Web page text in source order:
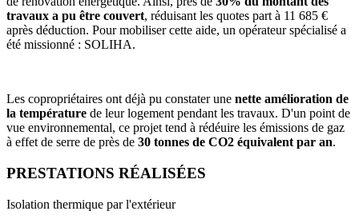
travaux a pu être couvert, réduisant les quotes part à 11 685 €
après déduction. Pour mobiliser cette aide, un opérateur spécialisé a
été missionné : SOLIHA.
Les copropriétaires ont déjà pu constater une nette amélioration de
la température de leur logement pendant les travaux. D'un point de
vue environnemental, ce projet tend à rédéuire les émissions de gaz
à effet de serre de près de 30 tonnes de CO2 équivalent par an.
PRESTATIONS RÉALISÉES
Isolation thermique par l'extérieur